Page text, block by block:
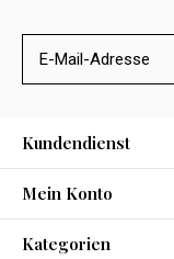
Kundendienst
Mein Konto
Kategorien